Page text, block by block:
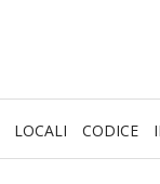
LOCALI CODICE